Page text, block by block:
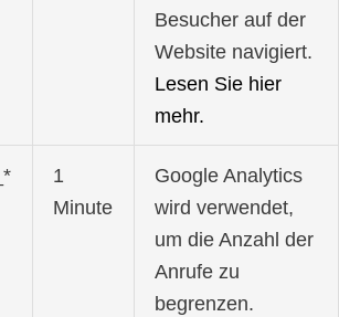
Besucher auf der
Website navigiert.
Lesen Sie hier
mehr.
1
Minute
Google Analytics
wird verwendet,
um die Anzahl der
Anrufe zu
begrenzen.